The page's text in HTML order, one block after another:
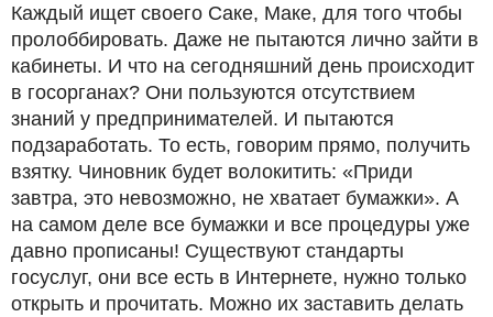
Каждый ищет своего Саке, Маке, для того чтобы
пролоббировать. Даже не пытаются лично зайти в
кабинеты. И что на сегодняшний день происходит
в госорганах? Они пользуются отсутствием
знаний у предпринимателей. И пытаются
подзаработать. То есть, говорим прямо, получить
взятку. Чиновник будет волокитить: «Приди
завтра, это невозможно, не хватает бумажки». А
на самом деле все бумажки и все процедуры уже
давно прописаны! Существуют стандарты
госуслуг, они все есть в Интернете, нужно только
открыть и прочитать. Можно их заставить делать